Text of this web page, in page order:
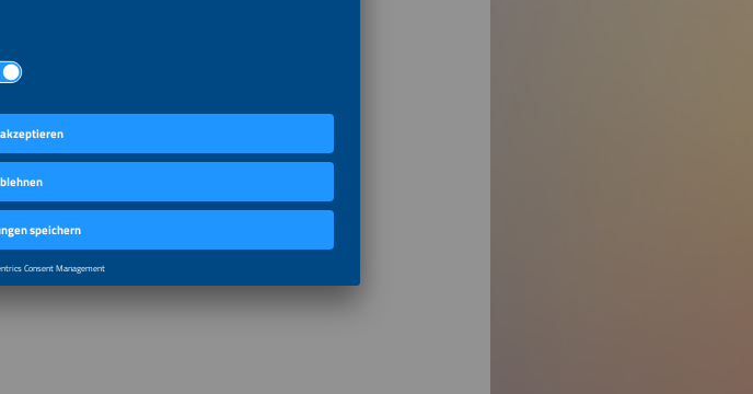
- Die digitale "Single source of truth"